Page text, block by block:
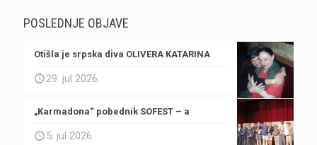
POSLEDNJE OBJAVE
Otišla je srpska diva OLIVERA KATARINA
29. jul 2026.
„Karmadona“ pobednik SOFEST – a
5. jul 2026.